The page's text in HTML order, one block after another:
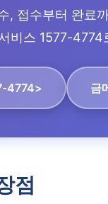
접수부터 완료
비스 1577-4774
4774> 금
점